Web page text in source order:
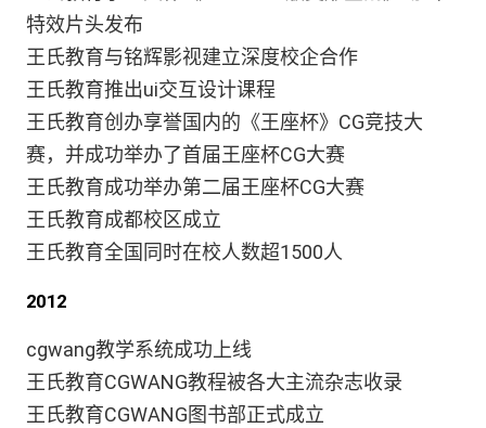
特效片头发布
王氏教育与铭辉影视建立深度校企合作
王氏教育推出ui交互设计课程
王氏教育创办享誉国内的《王座杯》CG竞技大
赛，并成功举办了首届王座杯CG大赛
王氏教育成功举办第二届王座杯CG大赛
王氏教育成都校区成立
王氏教育全国同时在校人数超1500人
2012
cgwang教学系统成功上线
王氏教育CGWANG教程被各大主流杂志收录
王氏教育CGWANG图书部正式成立